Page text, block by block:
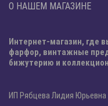
О НАШЕМ МАГАЗИНЕ
Интернет-магазин, где
фарфор, винтажные
бижутерию и
ИП Рябцева Лидия Юрьевна